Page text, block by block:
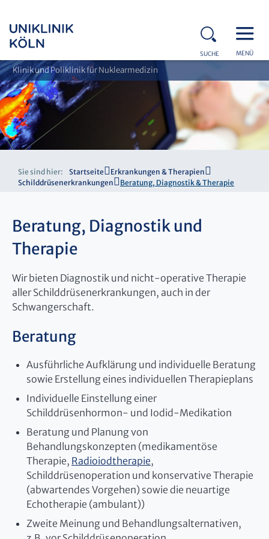
SUCHE MENÜ
Klinik und Poliklinik für Nuklearmedizin
Sie sind hier: Startseite
Erkrankungen & Therapien
Schilddrüsenerkrankungen
Beratung, Diagnostik & Therapie
Beratung, Diagnostik und
Therapie
Wir bieten Diagnostik und nicht-operative Therapie
aller Schilddrüsenerkrankungen, auch in der
Schwangerschaft.
Beratung
Ausführliche Aufklärung und individuelle Beratung
sowie Erstellung eines individuellen Therapieplans
Individuelle Einstellung einer
Schilddrüsenhormon- und Iodid-Medikation
Beratung und Planung von
Behandlungskonzepten (medikamentöse
Therapie, Radioiodtherapie,
Schilddrüsenoperation und konservative Therapie
(abwartendes Vorgehen) sowie die neuartige
Echotherapie (ambulant))
Zweite Meinung und Behandlungsalternativen,